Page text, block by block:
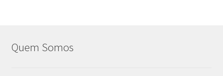
Quem Somos